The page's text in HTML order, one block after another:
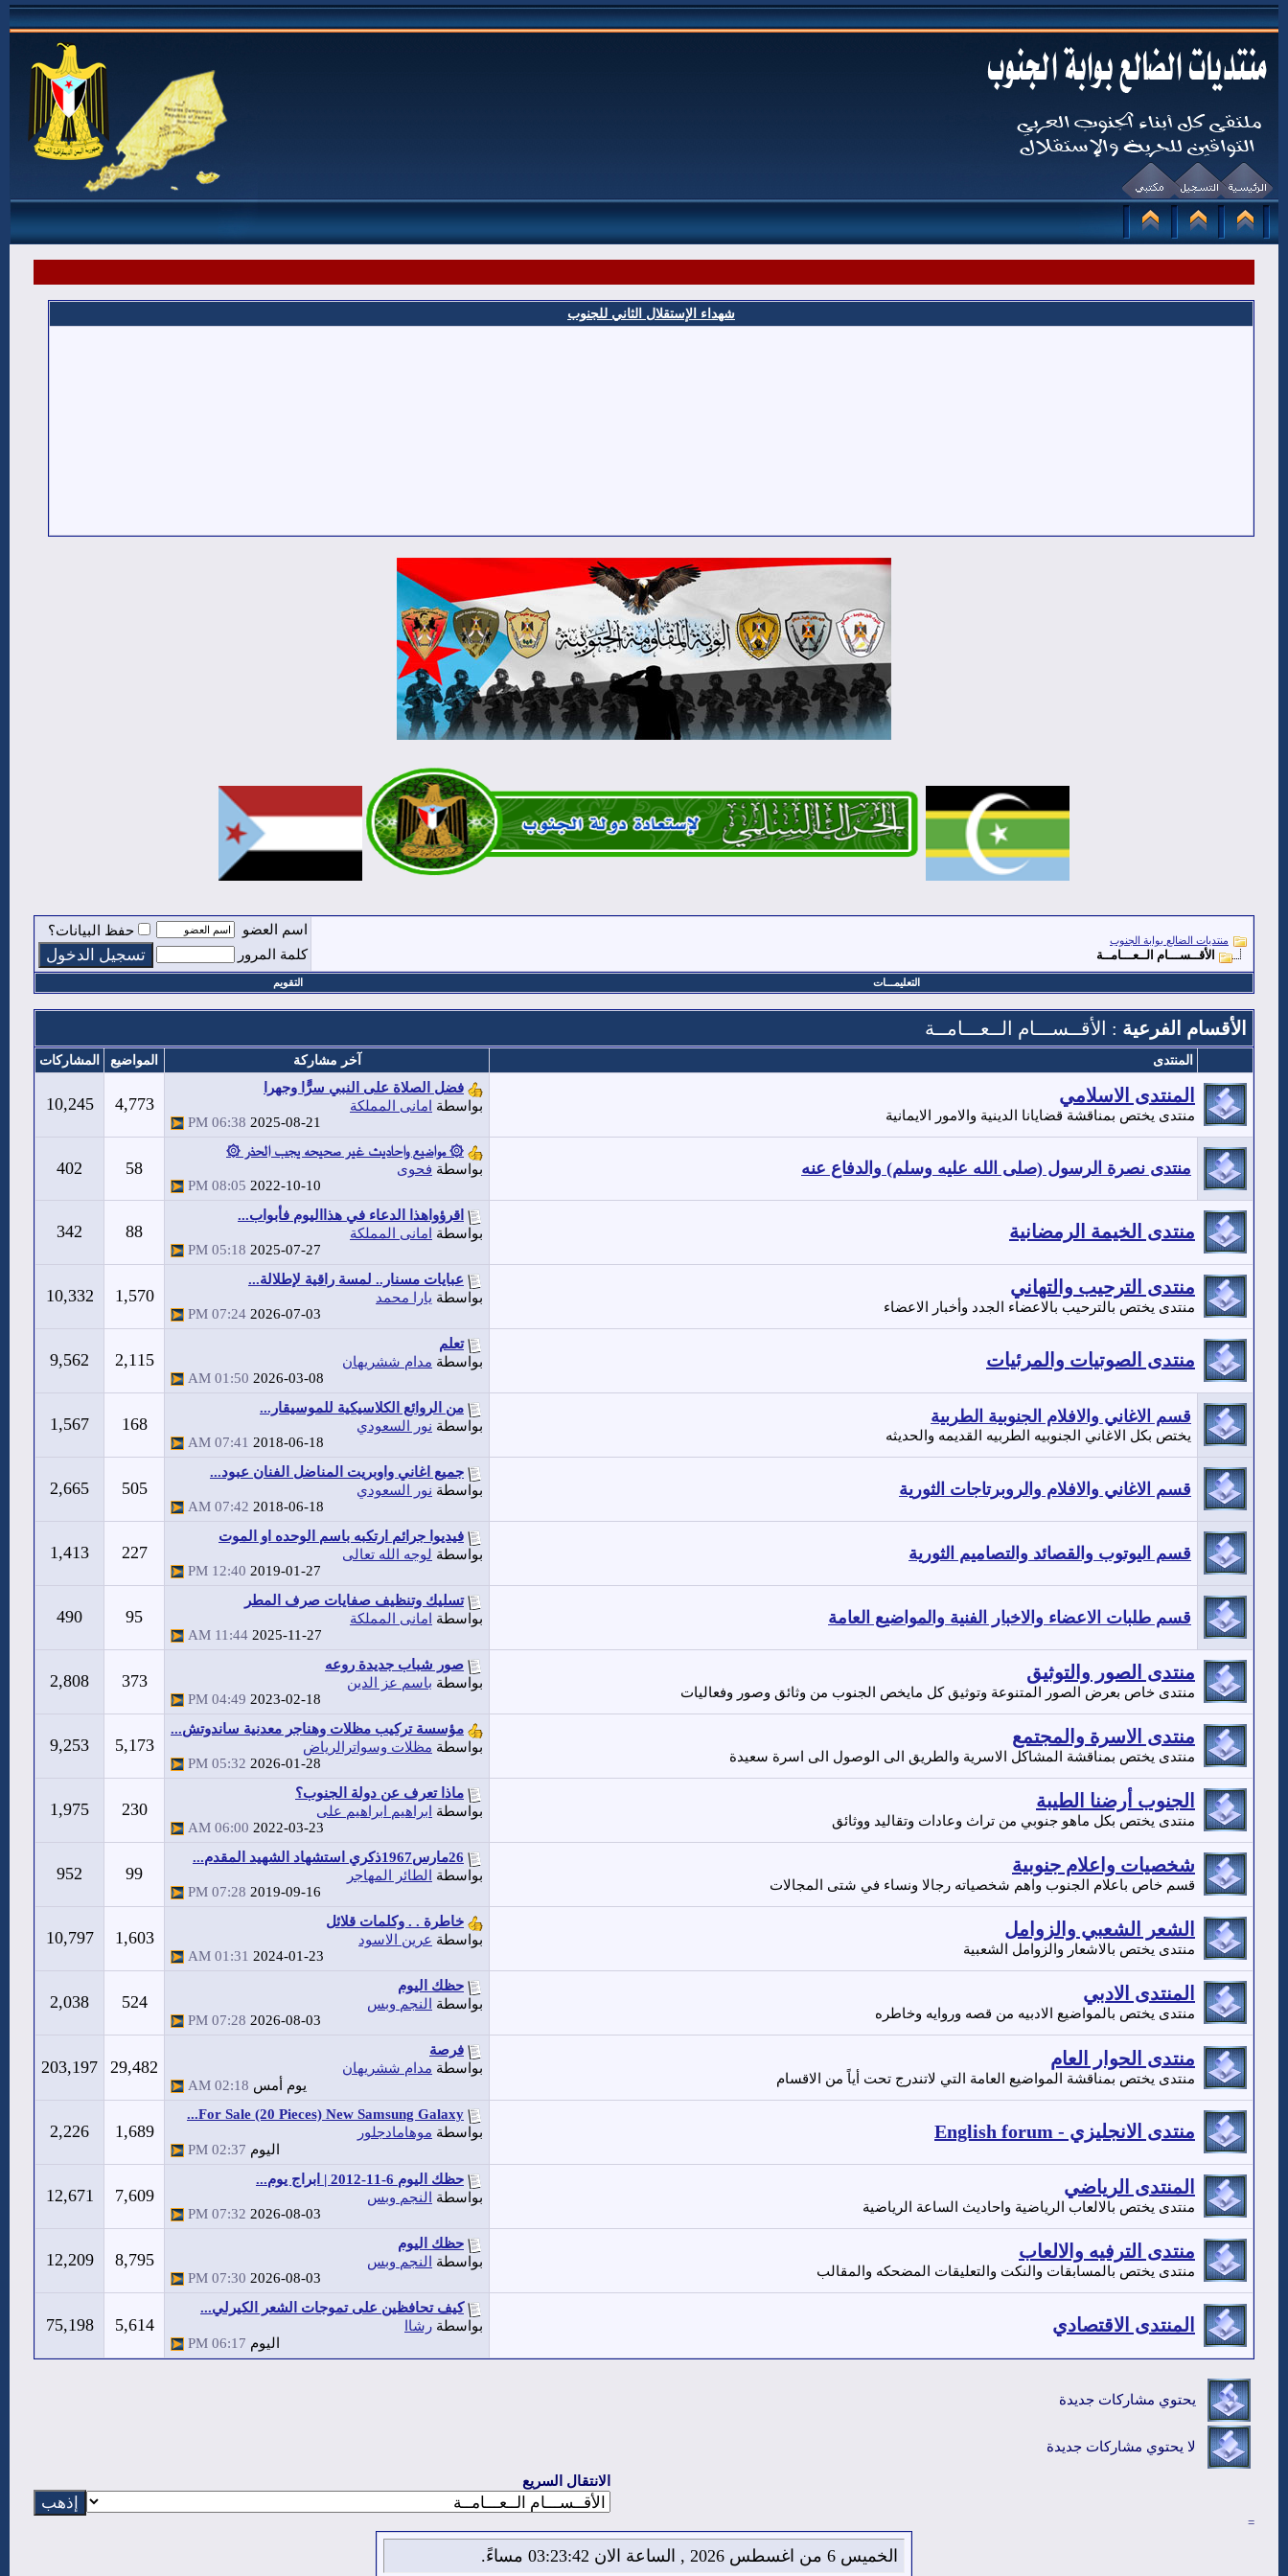
شهداء الإستقلال الثاني للجنوب
منتديات الضالع بوابة الجنوب
الأقــســـام الــعـــامــة
اسم العضو
حفظ البيانات؟
كلمة المرور
التعليمـــات التقويم
الأقسام الفرعية : الأقــســـام الــعـــامــة
المنتدى آخر مشاركة المواضيع المشاركات
المنتدى الاسلامي
منتدى يختص بمناقشة قضايانا الدينية والامور الايمانية
فضل الصلاة على النبي سرًّا وجهرا
بواسطة امانى المملكة
2025-08-21
06:38 PM
4,773
10,245
منتدى نصرة الرسول (صلى الله عليه وسلم) والدفاع عنه
۞ مواضيع واحاديث غير صحيحه يجب الحذر ۞
بواسطة فحوى
2022-10-10
08:05 PM
58
402
منتدى الخيمة الرمضانية
اقرؤواهذا الدعاء في هذااليوم فأبواب...
بواسطة امانى المملكة
2025-07-27
05:18 PM
88
342
منتدى الترحيب والتهاني
منتدى يختص بالترحيب بالاعضاء الجدد وأخبار الاعضاء
عبايات مسنار.. لمسة راقية لإطلالة...
بواسطة يارا محمد
2026-07-03
07:24 PM
1,570
10,332
منتدى الصوتيات والمرئيات
تعلم
بواسطة مدام ششريهان
2026-03-08
01:50 AM
2,115
9,562
قسم الاغاني والافلام الجنوبية الطربية
يختص بكل الاغاني الجنوبيه الطربيه القديمه والحديثه
من الروائع الكلاسيكية للموسيقار...
بواسطة نور السعودي
2018-06-18
07:41 AM
168
1,567
قسم الاغاني والافلام والروبرتاجات الثورية
جميع اغاني واوبريت المناضل الفنان عبود...
بواسطة نور السعودي
2018-06-18
07:42 AM
505
2,665
قسم اليوتوب والقصائد والتصاميم الثورية
فيديوا جرائم ارتكبه باسم الوحده او الموت
بواسطة لوجه الله تعالى
2019-01-27
12:40 PM
227
1,413
قسم طلبات الاعضاء والاخبار الفنية والمواضيع العامة
تسليك وتنظيف صفايات صرف المطر
بواسطة امانى المملكة
2025-11-27
11:44 AM
95
490
منتدى الصور والتوثيق
منتدى خاص بعرض الصور المتنوعة وتوثيق كل مايخص الجنوب من وثائق وصور وفعاليات
صور شباب جديدة روعه
بواسطة باسم عز الدين
2023-02-18
04:49 PM
373
2,808
منتدى الاسرة والمجتمع
منتدى يختص بمناقشة المشاكل الاسرية والطريق الى الوصول الى اسرة سعيدة
مؤسسة تركيب مظلات وهناجر معدنية ساندوتش...
بواسطة مظلات وسواترالرياض
2026-01-28
05:32 PM
5,173
9,253
الجنوب أرضنا الطيبة
منتدى يختص بكل ماهو جنوبي من تراث وعادات وتقاليد ووثائق
ماذا تعرف عن دولة الجنوب؟
بواسطة ابراهيم ابراهيم على
2022-03-23
06:00 AM
230
1,975
شخصيات واعلام جنوبية
قسم خاص باعلام الجنوب واهم شخصياته رجالا ونساء في شتى المجالات
26مارس1967ذكري استشهاد الشهيد المقدم...
بواسطة الطائر المهاجر
2019-09-16
07:28 PM
99
952
الشعر الشعبي والزوامل
منتدى يختص بالاشعار والزوامل الشعبية
خاطرة . . وكلمات قلائل
بواسطة عرين الاسود
2024-01-23
01:31 AM
1,603
10,797
المنتدى الادبي
منتدى يختص بالمواضيع الادبيه من قصه وروايه وخاطره
حظك اليوم
بواسطة النجم وبس
2026-08-03
07:28 PM
524
2,038
منتدى الحوار العام
منتدى يختص بمناقشة المواضيع العامة التي لاتندرج تحت أياً من الاقسام
فرصة
بواسطة مدام ششريهان
يوم أمس 02:18 AM
29,482
203,197
منتدى الانجليزي - English forum
For Sale (20 Pieces) New Samsung Galaxy...
بواسطة موهامادجلور
اليوم 02:37 PM
1,689
2,226
المنتدى الرياضي
منتدى يختص بالالعاب الرياضية واحاديث الساعة الرياضية
حظك اليوم 6-11-2012 | ابراج يوم...
بواسطة النجم وبس
2026-08-03
07:32 PM
7,609
12,671
منتدى الترفيه والالعاب
منتدى يختص بالمسابقات والنكت والتعليقات المضحكه والمقالب
حظك اليوم
بواسطة النجم وبس
2026-08-03
07:30 PM
8,795
12,209
المنتدى الاقتصادي
كيف تحافظين على تموجات الشعر الكيرلي...
بواسطة رشاا
اليوم 06:17 PM
5,614
75,198
يحتوي مشاركات جديدة
لا يحتوي مشاركات جديدة
الانتقال السريع
=
الخميس 6 من اغسطس 2026 , الساعة الان 03:23:42 مساءً.